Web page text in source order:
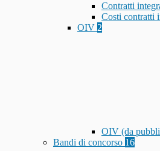
Contratti
Costi contratti
OIV 2
OIV (da
Bandi di concorso 16